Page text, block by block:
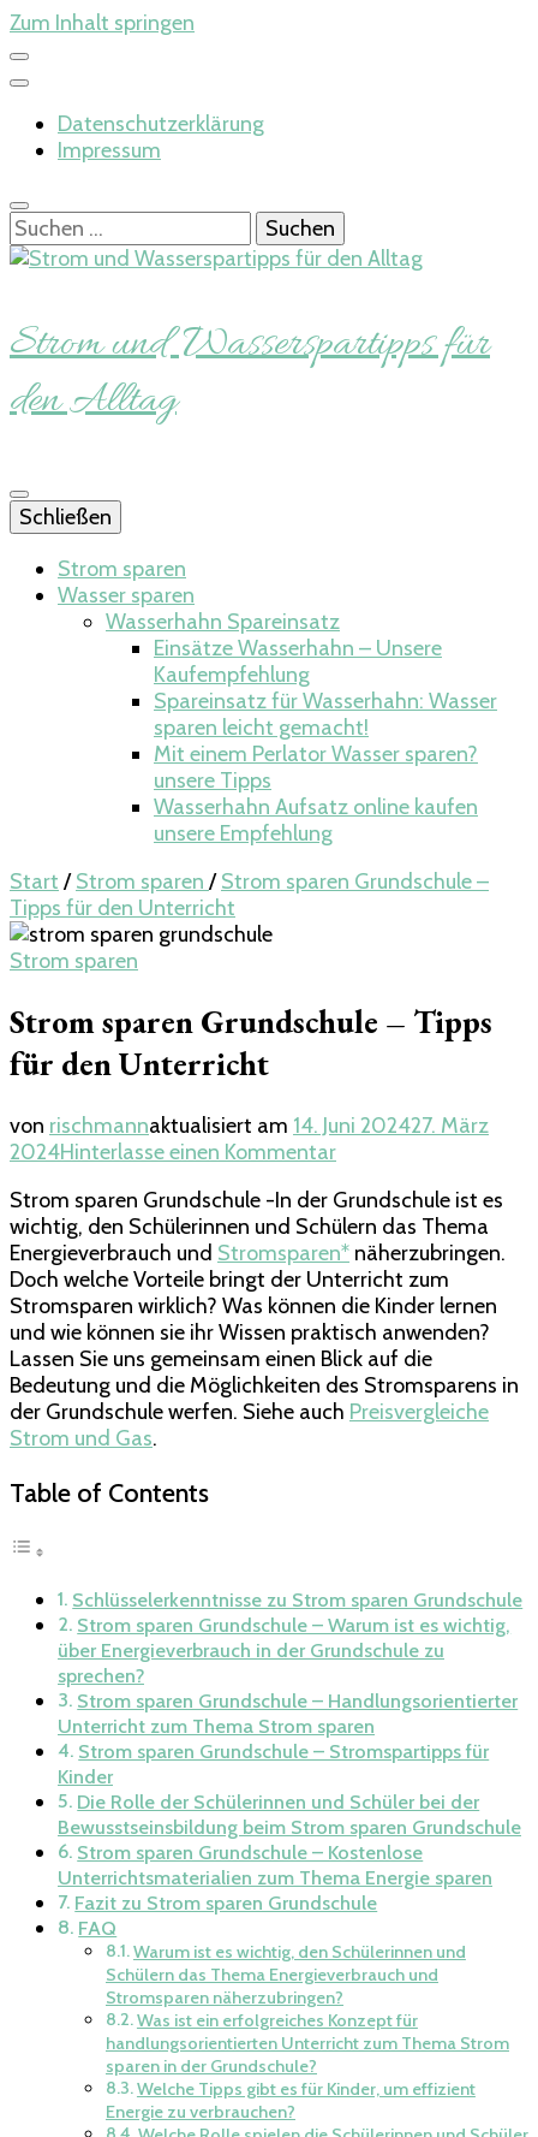
Zum Inhalt springen
Datenschutzerklärung
Impressum
Suchen
nach:
Strom und Wasserspartipps für
den Alltag
Schließen
Strom sparen
Wasser sparen
Wasserhahn Spareinsatz
Einsätze Wasserhahn – Unsere
Kaufempfehlung
Spareinsatz für Wasserhahn: Wasser
sparen leicht gemacht!
Mit einem Perlator Wasser sparen?
unsere Tipps
Wasserhahn Aufsatz online kaufen
unsere Empfehlung
Start / Strom sparen / Strom sparen Grundschule –
Tipps für den Unterricht
Strom sparen
Strom sparen Grundschule – Tipps
für den Unterricht
von rischmannaktualisiert am 14. Juni 202427. März
2024Hinterlasse einen Kommentarzu
sparen
Grundschule
–
Tipps
für
den
Unterricht
Strom sparen Grundschule -In der Grundschule ist es
wichtig, den Schülerinnen und Schülern das Thema
Energieverbrauch und Stromsparen* näherzubringen.
Doch welche Vorteile bringt der Unterricht zum
Stromsparen wirklich? Was können die Kinder lernen
und wie können sie ihr Wissen praktisch anwenden?
Lassen Sie uns gemeinsam einen Blick auf die
Bedeutung und die Möglichkeiten des Stromsparens in
der Grundschule werfen. Siehe auch Preisvergleiche
Strom und Gas.
Table of Contents
Schlüsselerkenntnisse zu Strom sparen Grundschule
Strom sparen Grundschule – Warum ist es wichtig,
über Energieverbrauch in der Grundschule zu
sprechen?
Strom sparen Grundschule – Handlungsorientierter
Unterricht zum Thema Strom sparen
Strom sparen Grundschule – Stromspartipps für
Kinder
Die Rolle der Schülerinnen und Schüler bei der
Bewusstseinsbildung beim Strom sparen Grundschule
Strom sparen Grundschule – Kostenlose
Unterrichtsmaterialien zum Thema Energie sparen
Fazit zu Strom sparen Grundschule
FAQ
Warum ist es wichtig, den Schülerinnen und
Schülern das Thema Energieverbrauch und
Stromsparen näherzubringen?
Was ist ein erfolgreiches Konzept für
handlungsorientierten Unterricht zum Thema Strom
sparen in der Grundschule?
Welche Tipps gibt es für Kinder, um effizient
Energie zu verbrauchen?